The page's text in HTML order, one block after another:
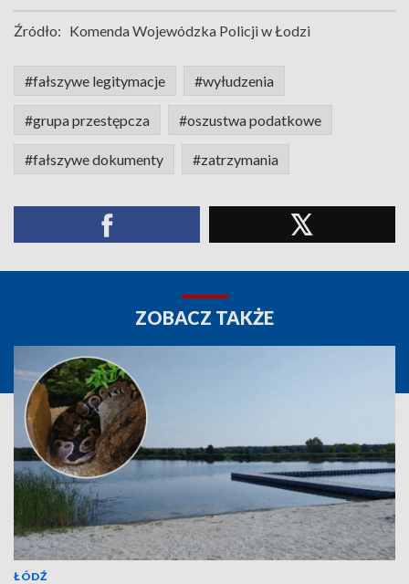
Źródło: Komenda Wojewódzka Policji w Łodzi
#fałszywe legitymacje #wyłudzenia
#grupa przestępcza #oszustwa podatkowe
#fałszywe dokumenty #zatrzymania
ZOBACZ TAKŻE
ŁÓDŹ